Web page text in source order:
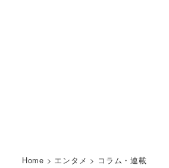
Home > エンタメ > コラム・連載